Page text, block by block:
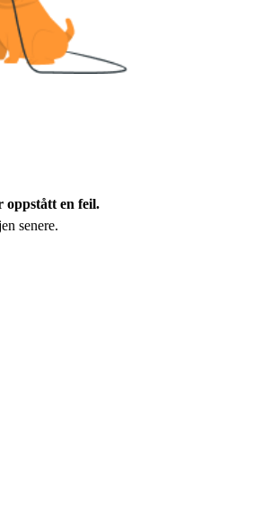
oppstått en feil.
senere.